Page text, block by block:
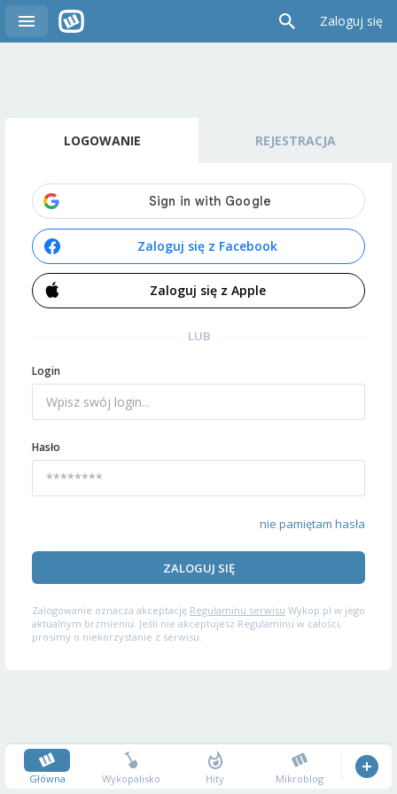
Zaloguj się
LOGOWANIE REJESTRACJA
Zaloguj się z Facebook
Zaloguj się z Apple
LUB
Login
Hasło
nie pamiętam hasła
ZALOGUJ SIĘ
Zalogowanie oznacza akceptację Regulaminu serwisu Wykop.pl w jego
aktualnym brzmieniu. Jeśli nie akceptujesz Regulaminu w całości,
prosimy o niekorzystanie z serwisu.
Główna Wykopalisko Hity Mikroblog